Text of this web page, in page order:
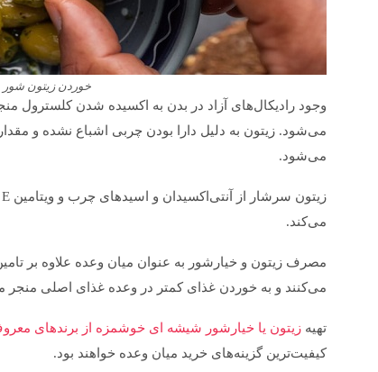
خوردن زیتون شور
وجود رادیکال‌های آزاد در بدن به اکسیده شدن
می‌شود. زیتون به دلیل دارا بودن چربی اشباع نشده و
می‌شود.
می‌کند.
مصرف زیتون و خیارشور به عنوان میان وعده علاوه بر
می‌کنند و به خوردن غذای کمتر در وعده غذای اصلی منجر
تهیه زیتون یا خیارشور شیشه ای خوشمزه از برندهای
کیفیت‌ترین گزینه‌های خرید میان وعده خواهند بود.